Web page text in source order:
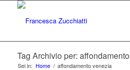
Tag Archivio per:
Sei in: Home / affondamento venezia